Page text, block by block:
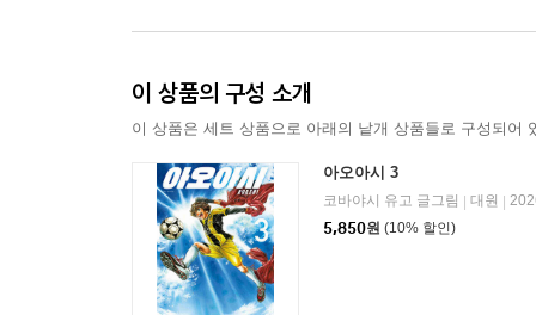
이 상품의 구성 소개
이 상품은 세트 상품으로 아래의 낱개 상품들로 구성되어
아오아시 3
코바야시 유고 글그림 대원
5,850원 (10% 할인)